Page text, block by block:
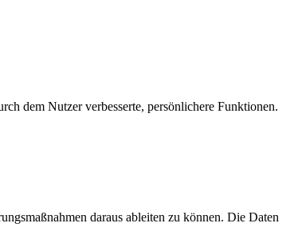
dem Nutzer verbesserte, persönlichere Funktionen.
daraus ableiten zu können. Die Daten